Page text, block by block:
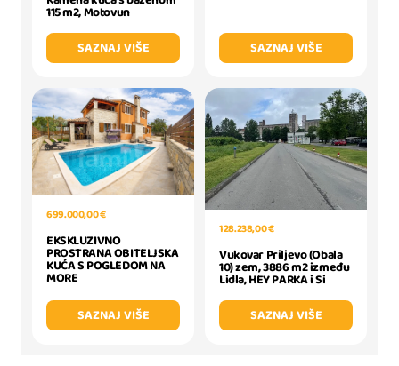
115 m2, Motovun
SAZNAJ VIŠE
SAZNAJ VIŠE
699.000,00 €
EKSKLUZIVNO
PROSTRANA OBITELJSKA
KUĆA S POGLEDOM NA
MORE
SAZNAJ VIŠE
128.238,00 €
Vukovar Priljevo (Obala
10) zem, 3886 m2 između
Lidla, HEY PARKA i Si
SAZNAJ VIŠE